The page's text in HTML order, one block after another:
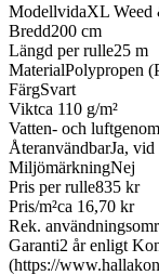
ModellvidaXL Weed
Bredd200 cm
Längd per rulle25 m
MaterialPolypropen
FärgSvart
Viktca 110 g/m²
Vatten- och
ÅteranvändbarJa,
MiljömärkningNej
Pris per rulle835 kr
Pris/m²ca 16,70 kr
Rek.
Garanti2 år enligt
(https://